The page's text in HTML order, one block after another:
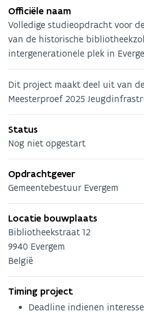
Officiële naam
Volledige studieopdracht voor
van de historische
intergenerationele plek in
Dit project maakt deel uit van
Meesterproef 2025
Status
Nog niet opgestart
Opdrachtgever
Gemeentebestuur Evergem
Locatie bouwplaats
Bibliotheekstraat 12
9940 Evergem
België
Timing project
Deadline indienen